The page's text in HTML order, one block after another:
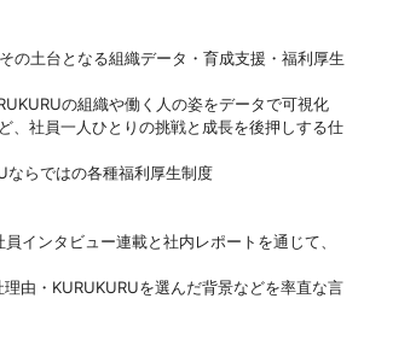
の土台となる組織データ・育成支援・福利厚生
の組織や働く人の姿をデータで可視化
社員一人ひとりの挑戦と成長を後押しする仕
らではの各種福利厚生制度
インタビュー連載と社内レポートを通じて、
由・KURUKURUを選んだ背景などを率直な言